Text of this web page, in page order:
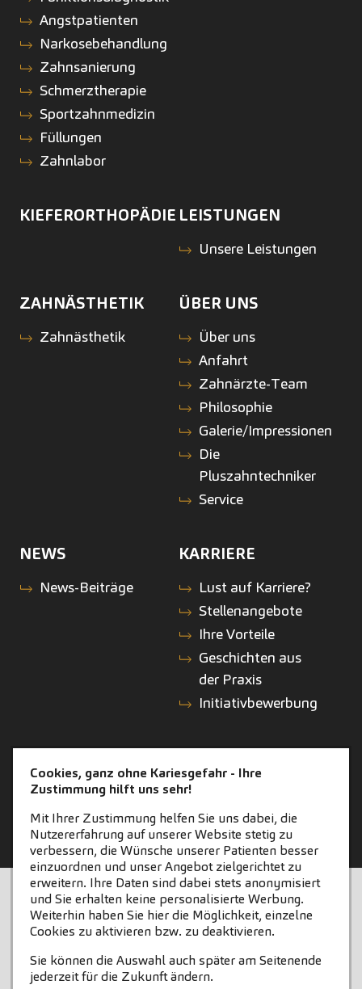
Angstpatienten
Narkosebehandlung
Zahnsanierung
Schmerztherapie
Sportzahnmedizin
Füllungen
Zahnlabor
KIEFERORTHOPÄDIE LEISTUNGEN
Unsere Leistungen
ZAHNÄSTHETIK
Zahnästhetik
ÜBER UNS
Über uns
Anfahrt
Zahnärzte-Team
Philosophie
Galerie/Impressionen
Die
Pluszahntechniker
Service
NEWS
News-Beiträge
KARRIERE
Lust auf Karriere?
Stellenangebote
Ihre Vorteile
Geschichten aus
der Praxis
Initiativbewerbung
Kontakt
STARTSEITE
KONTAKT
COOKIE-EINSTELLUNGEN
IMPRESSUM
DATENSCHUTZ
Cookies, ganz ohne Kariesgefahr - Ihre
Zustimmung hilft uns sehr!
Mit Ihrer Zustimmung helfen Sie uns dabei, die
Nutzererfahrung auf unserer Website stetig zu
verbessern, die Wünsche unserer Patienten besser
einzuordnen und unser Angebot zielgerichtet zu
erweitern. Ihre Daten sind dabei stets anonymisiert
und Sie erhalten keine personalisierte Werbung.
Weiterhin haben Sie hier die Möglichkeit, einzelne
Cookies zu aktivieren bzw. zu deaktivieren.
Sie können die Auswahl auch später am Seitenende
jederzeit für die Zukunft ändern.